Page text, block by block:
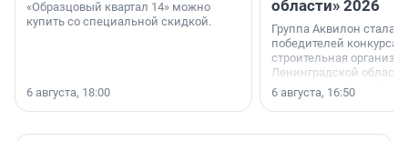
«Образцовый квартал 14» можно
купить со специальной скидкой.
6 августа, 18:00
области» 2026
Группа Аквилон стала
победителей конкурса
строительная
Ленинградской области
номинации «Самый
застройщик
области».
6 августа, 16:50